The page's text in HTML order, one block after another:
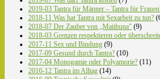
2019-03 Tantra für Männer – Tantra für
2018-11 Was hat Tantra mit Sexarbeit zu tun?
2018-07 Der Zauber von „Maithuna" (9)
2018-03 Grenzen respektieren oder
2017-11 Sex und Bindung (9)
2017-09 Gesund durch Tantra? (10)
2017-04 Monogamie oder Polyamorie? (11)
2016-12 Tantra im Alltag (14)